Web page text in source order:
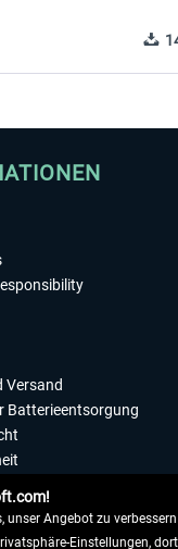
Versand
Batterieentsorgung
Angebot zu
Einstellungen,